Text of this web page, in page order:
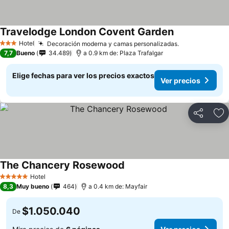
3 Estrellas
Hotel Decoración moderna y camas personalizadas.Ver precios
Travelodge London Covent GardenVer precios
7,7 Bueno 34.489 a 0.9 km de: Plaza Trafalgar
Elige fechas para ver los precios exactos
Ver precios
Compartir
5 Estrellas Hotel
The Chancery Rosewood
8,3 Muy bueno 464 a 0.4 km de: Mayfair
De $1.050.040